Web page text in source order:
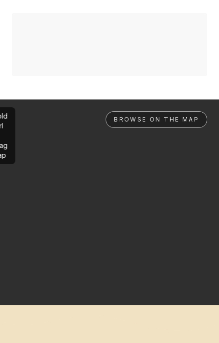
BROWSE ON THE MAP